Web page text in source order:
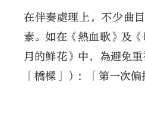
在伴奏處理上，不少曲
素。如在《熱血歌》及
月的鮮花》中，為避免
「橋樑」）：「第一次